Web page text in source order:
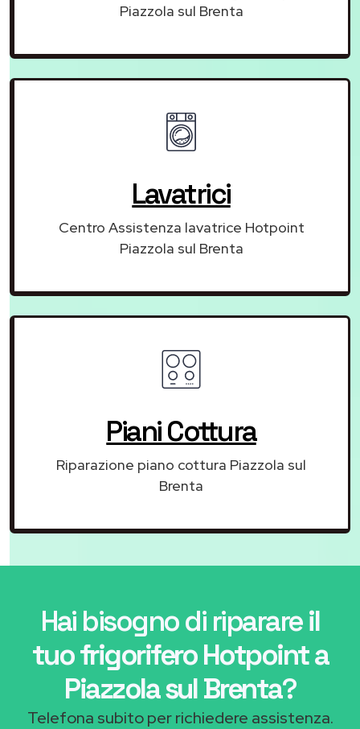
Piazzola sul Brenta
Lavatrici
Centro Assistenza lavatrice Hotpoint
Piazzola sul Brenta
Piani Cottura
Riparazione piano cottura Piazzola sul
Brenta
Hai bisogno di riparareil
tuo frigorifero Hotpoint a
Piazzola sul Brenta?
Telefona subito per richiedere assistenza.